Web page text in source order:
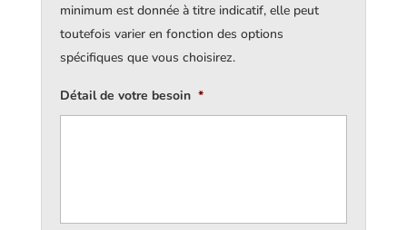
minimum est donnée à titre indicatif, elle peut
toutefois varier en fonction des options
spécifiques que vous choisirez.
Détail de votre besoin *